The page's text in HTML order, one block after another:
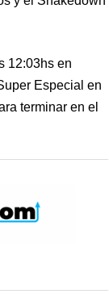
12:03hs en
Especial en
terminar en el